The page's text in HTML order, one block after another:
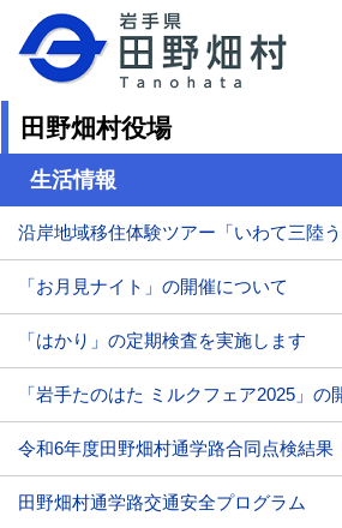
田野畑村役場
生活情報
「お月見ナイト」の開催について
「はかり」の定期検査を実施します
「岩手たのはた ミルクフェア2025」の
令和6年度田野畑村通学路合同点検結果
田野畑村通学路交通安全プログラム